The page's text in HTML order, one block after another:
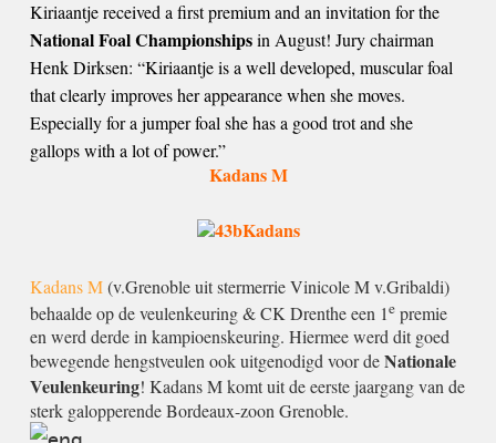
Kiriaantje received a first premium and an invitation for the
National Foal Championshipsin August! Jury chairman
Henk Dirksen: “Kiriaantje is a well developed, muscular foal
that clearly improves her appearance when she moves.
Especially for a jumper foal she has a good trot and she
gallops with a lot of power.”
Kadans M
Kadans M(v.Grenoble uit stermerrie Vinicole M v.Gribaldi)
behaalde op de veulenkeuring & CK Drenthe een 1epremie
en werd derde in kampioenskeuring. Hiermee werd dit goed
bewegende hengstveulen ook uitgenodigd voor deNationale
Veulenkeuring! Kadans M komt uit de eerste jaargang van de
sterk galopperende Bordeaux-zoon Grenoble.